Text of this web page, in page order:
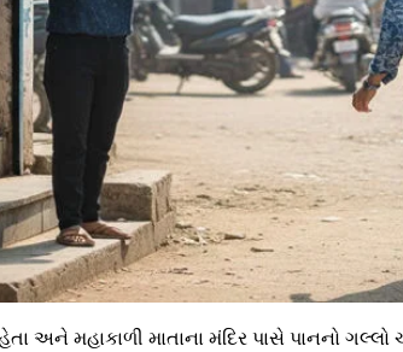
અને મહાકાળી માતાના મંદિર પાસે પાનનો